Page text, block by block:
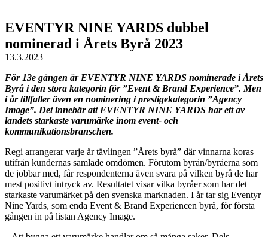
EVENTYR NINE YARDS dubbel
nominerad i Årets Byrå 2023
13.3.2023
För 13e gången är EVENTYR NINE YARDS nominerade i Årets
Byrå i den stora kategorin för ”Event & Brand Experience”. Men
i år tillfaller även en nominering i prestigekategorin ”Agency
Image”. Det innebär att EVENTYR NINE YARDS har ett av
landets starkaste varumärke inom event- och
kommunikationsbranschen.
Regi arrangerar varje år tävlingen ”Årets byrå” där vinnarna koras
utifrån kundernas samlade omdömen. Förutom byrån/byråerna som
de jobbar med, får respondenterna även svara på vilken byrå de har
mest positivt intryck av. Resultatet visar vilka byråer som har det
starkaste varumärket på den svenska marknaden. I år tar sig Eventyr
Nine Yards, som enda Event & Brand Experiencen byrå, för första
gången in på listan Agency Image.